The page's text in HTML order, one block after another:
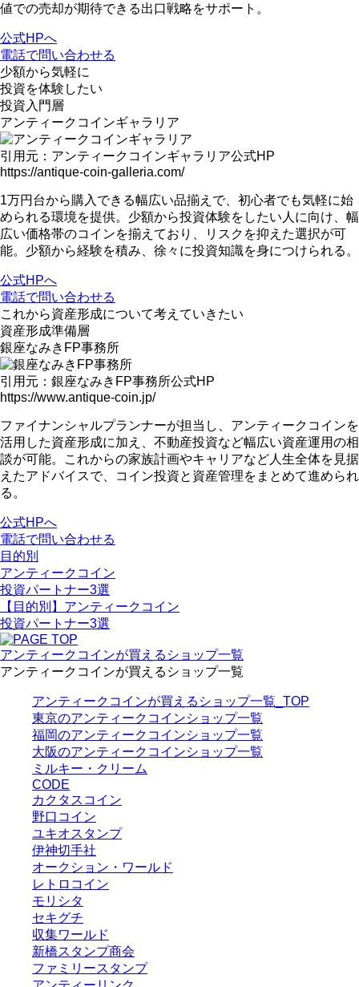
値での売却が期待できる出口戦略をサポート。
公式HPへ
電話で問い合わせる
少額から気軽に
投資を体験したい
投資入門層
アンティークコインギャラリア
引用元：アンティークコインギャラリア公式HP
https://antique-coin-galleria.com/
1万円台から購入できる幅広い品揃え で、初心者でも気軽に始
められる環境を提供。少額から投資体験をしたい人に向け、幅
広い価格帯のコインを揃えており、リスクを抑えた選択が可
能。 少額から経験を積み、徐々に投資知識を身につけられる 。
公式HPへ
電話で問い合わせる
これから資産形成について考えていきたい
資産形成準備層
銀座なみきFP事務所
引用元：銀座なみきFP事務所公式HP
https://www.antique-coin.jp/
ファイナンシャルプランナーが担当 し、アンティークコインを
活用した資産形成に加え、不動産投資など幅広い資産運用の相
談が可能。
これからの家族計画やキャリアなど人生全体を見据
えたアドバイスで、コイン投資と資産管理をまとめて進められ
る。
公式HPへ
電話で問い合わせる
目的別
アンティークコイン
投資パートナー3選
【目的別】アンティークコイン
投資パートナー3選
アンティークコインが買えるショップ一覧
アンティークコインが買えるショップ一覧
アンティークコインが買えるショップ一覧_TOP
東京のアンティークコインショップ一覧
福岡のアンティークコインショップ一覧
大阪のアンティークコインショップ一覧
ミルキー・クリーム
CODE
カクタスコイン
野口コイン
ユキオスタンプ
伊神切手社
オークション・ワールド
レトロコイン
モリシタ
セキグチ
収集ワールド
新橋スタンプ商会
ファミリースタンプ